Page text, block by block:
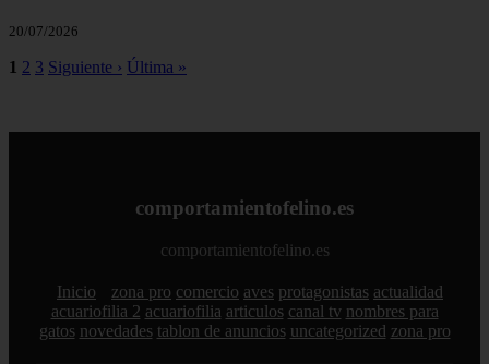
20/07/2026
1 2 3 Siguiente › Última »
comportamientofelino.es
comportamientofelino.es
Inicio zona pro comercio aves protagonistas actualidad
acuariofilia 2 acuariofilia articulos canal tv nombres para
gatos novedades tablon de anuncios uncategorized zona pro